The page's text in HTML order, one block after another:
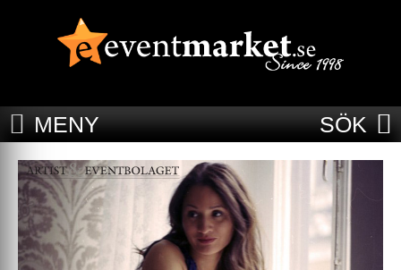
MENY SÖK